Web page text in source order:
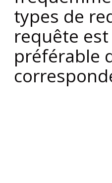
types de
requête
préférable